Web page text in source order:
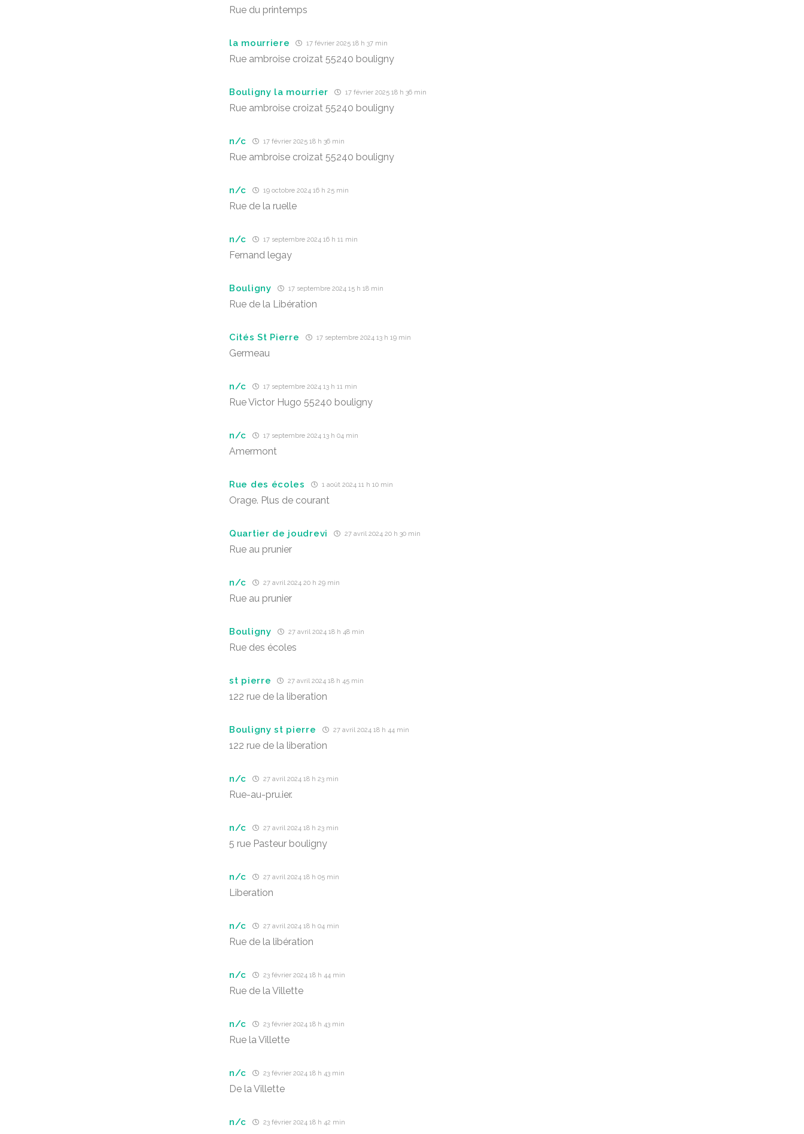
Rue du printemps
la mourriere 17 février 2025 18 h 37 min
Rue ambroise croizat 55240 bouligny
Bouligny la mourrier 17 février 2025 18 h 36 min
Rue ambroise croizat 55240 bouligny
n/c 17 février 2025 18 h 36 min
Rue ambroise croizat 55240 bouligny
n/c 19 octobre 2024 16 h 25 min
Rue de la ruelle
n/c 17 septembre 2024 16 h 11 min
Fernand legay
Bouligny 17 septembre 2024 15 h 18 min
Rue de la Libération
Cités St Pierre 17 septembre 2024 13 h 19 min
Germeau
n/c 17 septembre 2024 13 h 11 min
Rue Victor Hugo 55240 bouligny
n/c 17 septembre 2024 13 h 04 min
Amermont
Rue des écoles 1 août 2024 11 h 10 min
Orage. Plus de courant
Quartier de joudrevi 27 avril 2024 20 h 30 min
Rue au prunier
n/c 27 avril 2024 20 h 29 min
Rue au prunier
Bouligny 27 avril 2024 18 h 48 min
Rue des écoles
st pierre 27 avril 2024 18 h 45 min
122 rue de la liberation
Bouligny st pierre 27 avril 2024 18 h 44 min
122 rue de la liberation
n/c 27 avril 2024 18 h 23 min
Rue-au-pru.ier.
n/c 27 avril 2024 18 h 23 min
5 rue Pasteur bouligny
n/c 27 avril 2024 18 h 05 min
Liberation
n/c 27 avril 2024 18 h 04 min
Rue de la libération
n/c 23 février 2024 18 h 44 min
Rue de la Villette
n/c 23 février 2024 18 h 43 min
Rue la Villette
n/c 23 février 2024 18 h 43 min
De la Villette
n/c 23 février 2024 18 h 42 min